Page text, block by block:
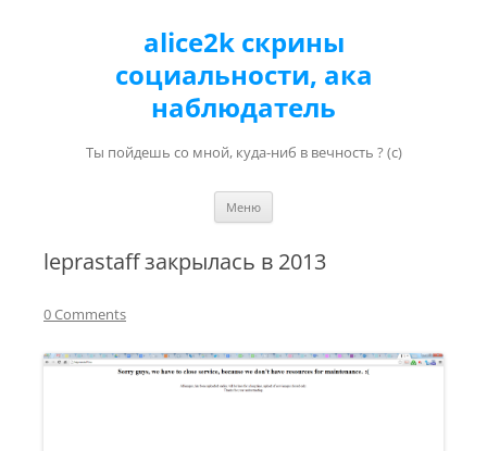
alice2k скрины
социальности, ака
наблюдатель
Ты пойдешь со мной, куда-ниб в вечность ? (с)
Меню
leprastaff закрылась в 2013
0 Comments